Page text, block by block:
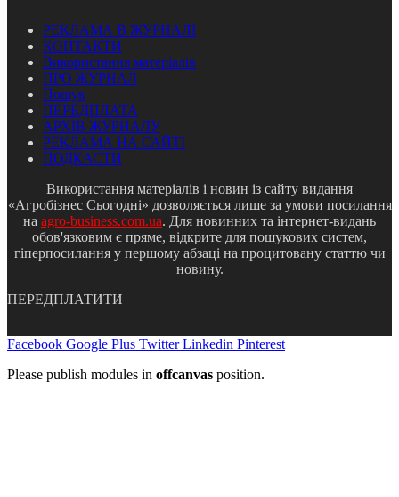
РЕКЛАМА В ЖУРНАЛІ
КОНТАКТИ
Використання матеріалів
ПРО ЖУРНАЛ
Пошук
ПЕРЕДПЛАТА
АРХІВ ЖУРНАЛУ
РЕКЛАМА НА САЙТІ
ПОДКАСТИ
Використання матеріалів і новин із сайту видання
«Агробізнес Сьогодні» дозволяється лише за умови посилання
на agro-business.com.ua. Для новинних та інтернет-видань
обов'язковим є пряме, відкрите для пошукових систем,
гіперпосилання у першому абзаці на процитовану статтю чи
новину.
ПЕРЕДПЛАТИТИ
Facebook Google Plus Twitter Linkedin Pinterest
Please publish modules in offcanvas position.